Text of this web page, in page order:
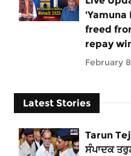
'Yamuna
freed
repay
February
Latest Stories
Tarun
ਸੰਪਾਦਕ